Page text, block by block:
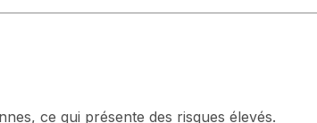
ce qui présente des risques élevés.